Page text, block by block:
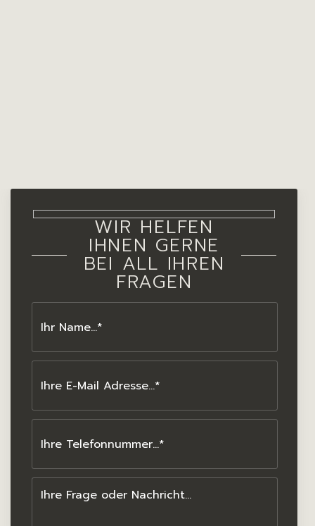
WIR HELFEN
IHNEN GERNE
BEI ALL IHREN
FRAGEN